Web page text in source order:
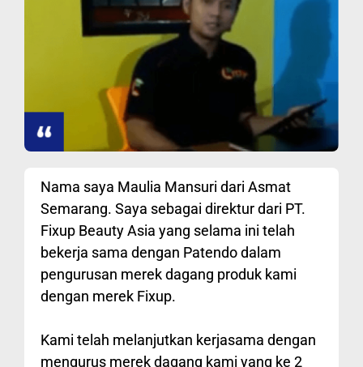
Nama saya Maulia Mansuri dari Asmat
Semarang. Saya sebagai direktur dari PT.
Fixup Beauty Asia yang selama ini telah
bekerja sama dengan Patendo dalam
pengurusan merek dagang produk kami
dengan merek Fixup.
Kami telah melanjutkan kerjasama dengan
mengurus merek dagang kami yang ke 2